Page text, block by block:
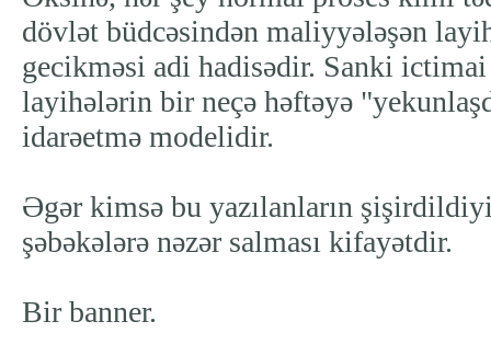
dövlət büdcəsindən maliyyələşən
gecikməsi adi hadisədir. Sanki ictimai
layihələrin bir neçə həftəyə
idarəetmə modelidir.
Əgər kimsə bu yazılanların
şəbəkələrə nəzər salması kifayətdir.
Bir banner.